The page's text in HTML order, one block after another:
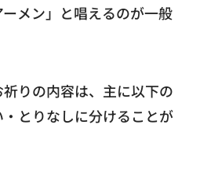
メン」と唱えるのが一般
りの内容は、主に以下の
とりなしに分けることが